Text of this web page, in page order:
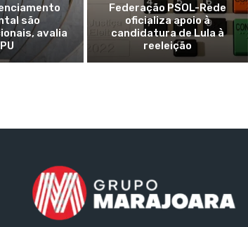
são
avalia
Federação PSOL-Rede
oficializa apoio à
candidatura de Lula à
reeleição